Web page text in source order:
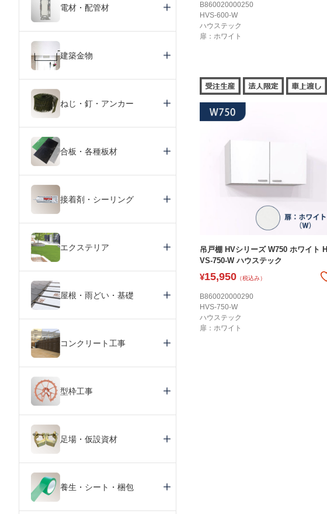
B860020000250
HVS-600-W
ハウステック
扉：ホワイト
吊戸棚 HVシリーズ W750 ホワイト H
VS-750-W ハウステック
¥15,950 （税込み）
B860020000290
HVS-750-W
ハウステック
扉：ホワイト
電材・配管材
建築金物
ねじ・釘・アンカー
合板・各種板材
接着剤・シーリング
エクステリア
屋根・雨どい・基礎
コンクリート工事
型枠工事
足場・仮設資材
養生・シート・梱包